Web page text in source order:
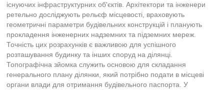
існуючих інфраструктурних об'єктів. Архітектори та інженери
ретельно досліджують рельєф місцевості, враховують
геометричні параметри будівельних конструкцій і планують
прокладення інженерних надземних та підземних мереж.
Точність цих розрахунків є важливою для успішного
розташування будинку та інших споруд на ділянці.
Топографічна зйомка служить основою для складання
генерального плану ділянки, який потрібно подати в місцеві
органи влади для отримання будівельного паспорта. У